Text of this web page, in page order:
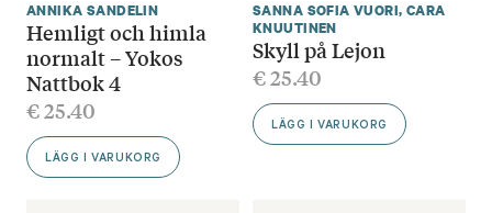
ANNIKA SANDELIN
Hemligt och himla
normalt – Yokos
Nattbok 4
€25.40
LÄGG I VARUKORG
SANNA SOFIA VUORI, CARA
KNUUTINEN
Skyll på Lejon
€25.40
LÄGG I VARUKORG